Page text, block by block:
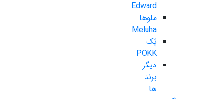
Edward
ملوها
Meluha
پُک
POKK
دیگر
برند
ها